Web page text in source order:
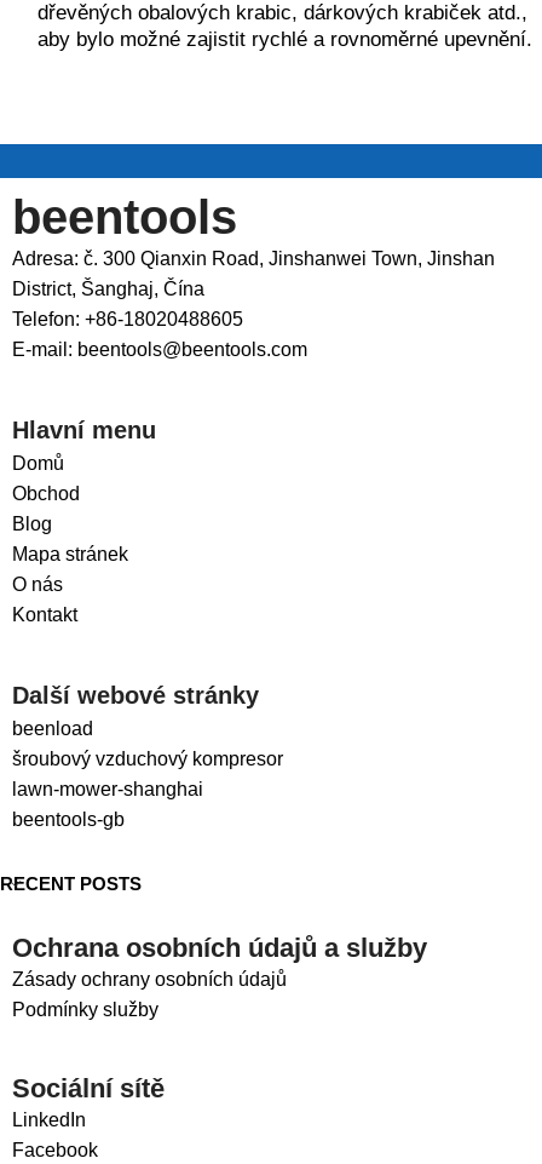
dřevěných obalových krabic, dárkových krabiček atd.,
aby bylo možné zajistit rychlé a rovnoměrné upevnění.
beentools
Adresa: č. 300 Qianxin Road, Jinshanwei Town, Jinshan
District, Šanghaj, Čína
Telefon: +86-18020488605
E-mail: beentools@beentools.com
Hlavní menu
Domů
Obchod
Blog
Mapa stránek
O nás
Kontakt
Další webové stránky
beenload
šroubový vzduchový kompresor
lawn-mower-shanghai
beentools-gb
RECENT POSTS
Ochrana osobních údajů a služby
Zásady ochrany osobních údajů
Podmínky služby
Sociální sítě
LinkedIn
Facebook